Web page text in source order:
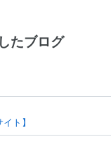
たブログ
ト】